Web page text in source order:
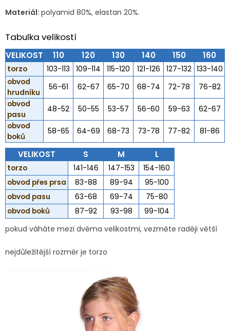
Materiál: polyamid 80%, elastan 20%.
Tabulka velikostí
VELIKOST 110 120 130 140 150 160
torzo 103-113 109-114 115-120 121-126 127-132 133-140
obvod
hrudníku
56-61 62-67 65-70 68-74 72-78
76-82
obvod
pasu
48-52 50-55 53-57 56-60 59-63
62-67
obvod
boků
58-65 64-69 68-73 73-78 77-82 81-86
VELIKOST S M L
torzo 141-146 147-153
154-160
obvod přes prsa
83-88 89-94
95-100
obvod pasu
63-68 69-74
75-80
obvod boků
87-92 93-98
99-104
pokud váháte mezi dvěma velikostmi, vezměte raději větší
nejdůležitější rozměr je torzo